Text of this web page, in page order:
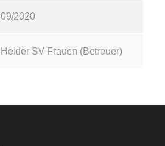
09/2020
Heider SV Frauen (Betreuer)